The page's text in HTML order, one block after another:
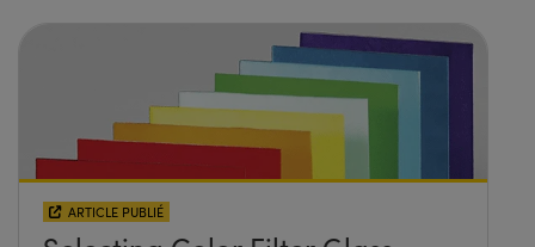
ARTICLE PUBLIÉ